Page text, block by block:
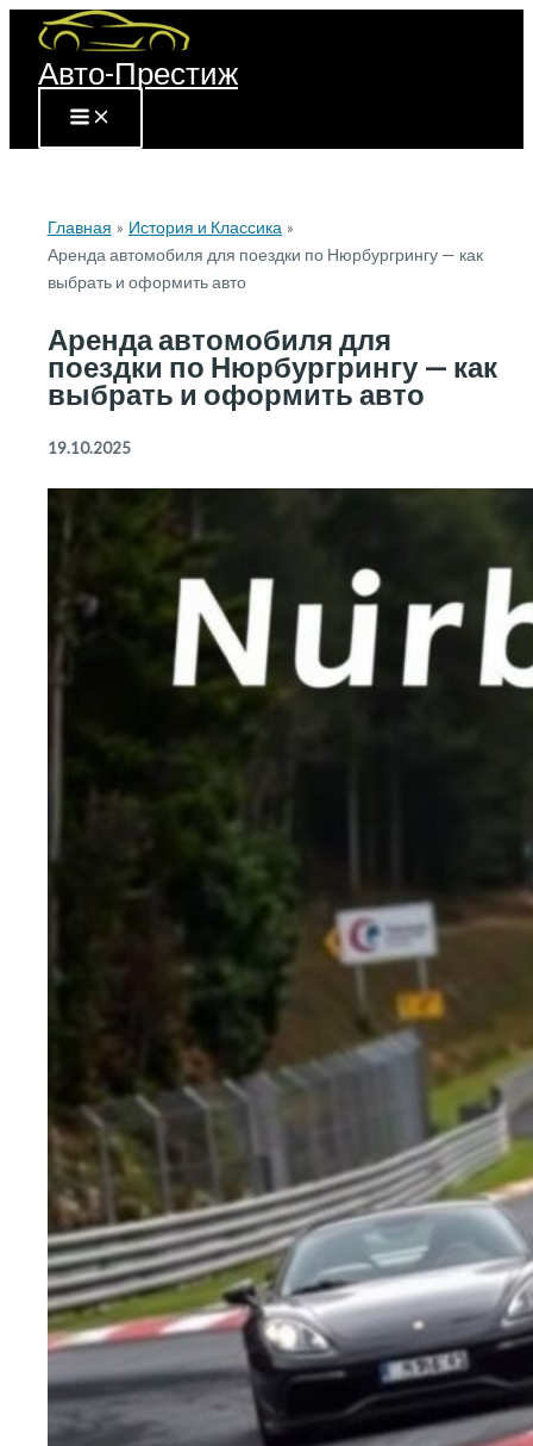
Перейти
содержимому
Авто-Престиж
Главная
История и Классика
Аренда автомобиля для поездки по Нюрбургрингу — как
выбрать и оформить авто
Аренда автомобиля для
поездки по Нюрбургрингу — как
выбрать и оформить авто
19.10.2025